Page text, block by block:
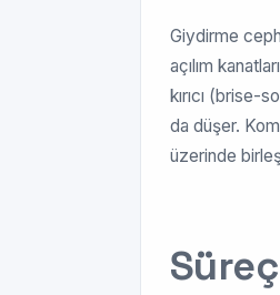
Giydirme
açılım
kırıcı (brise-
da düşer.
üzerinde
Süreç